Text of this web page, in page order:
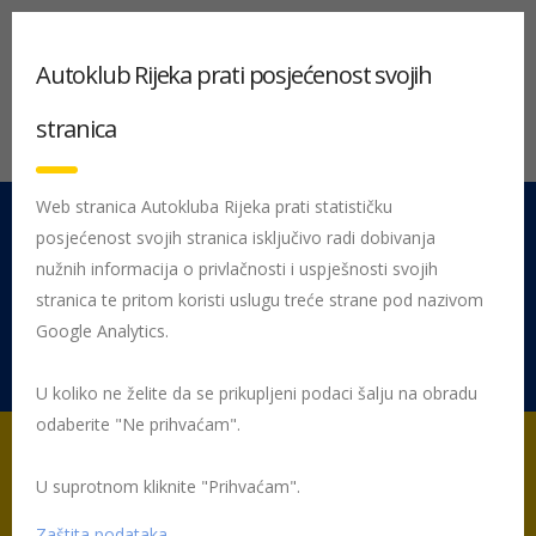
051 212 442 Centrala
Pon - Pet 08:00 - 16:00
Rujevica 9/1, 51000 Rijeka
Početna Tehnički pregled vozila i registracija
Autoklub Rijeka prati posjećenost svojih
stranica
Web stranica Autokluba Rijeka prati statističku
posjećenost svojih stranica isključivo radi dobivanja
nužnih informacija o privlačnosti i uspješnosti svojih
stranica te pritom koristi uslugu treće strane pod nazivom
Google Analytics.
U koliko ne želite da se prikupljeni podaci šalju na obradu
odaberite "Ne prihvaćam".
U suprotnom kliknite "Prihvaćam".